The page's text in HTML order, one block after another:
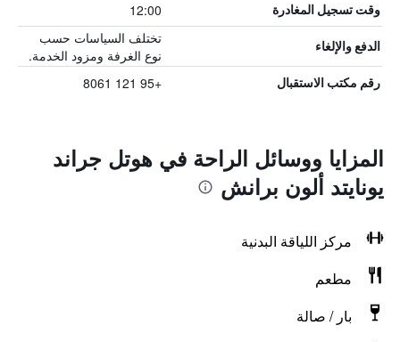
وقت تسجيل المغادرة 12:00
الدفع والإلغاء
تختلف السياسات حسب
نوع الغرفة ومزود الخدمة.
رقم مكتب الاستقبال +95 121 8061
المزايا ووسائل الراحة في هوتل جراند
يونايتد ألون برانش
مركز اللياقة البدنية
مطعم
بار / صالة